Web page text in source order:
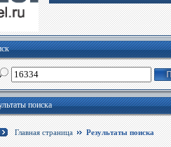
поиска
Главная страница Результаты поиска